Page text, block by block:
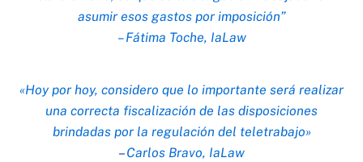
asumir esos gastos por imposición”
– Fátima Toche, IaLaw
«Hoy por hoy, considero que lo importante será realizar
una correcta fiscalización de las disposiciones
brindadas por la regulación del teletrabajo»
–Carlos Bravo, IaLaw